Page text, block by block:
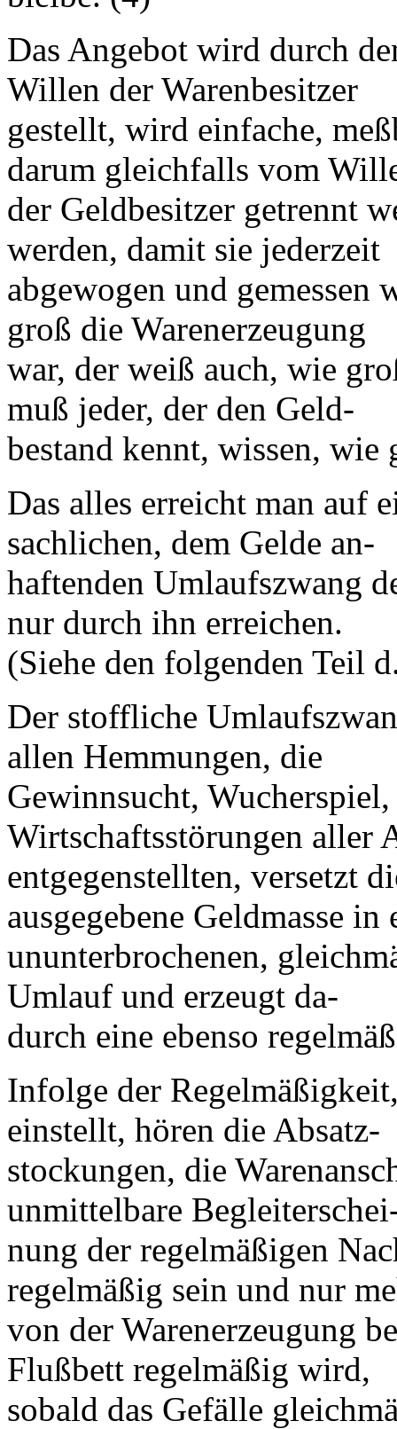
Das Angebot wird durch
Willen der Warenbesitzer
gestellt, wird einfache,
darum gleichfalls vom
der Geldbesitzer getrennt
werden, damit sie jederzeit
abgewogen und gemessen
groß die Warenerzeugung
war, der weiß auch, wie
muß jeder, der den Geld-
bestand kennt, wissen,
Das alles erreicht man auf
sachlichen, dem Gelde an-
haftenden Umlaufszwang
nur durch ihn erreichen.
(Siehe den folgenden Teil
Der stoffliche
allen Hemmungen, die
Gewinnsucht,
Wirtschaftsstörungen aller
entgegenstellten, versetzt
ausgegebene Geldmasse in
ununterbrochenen,
Umlauf und erzeugt da-
durch eine ebenso
Infolge der
einstellt, hören die Absatz-
stockungen, die
unmittelbare
nung der regelmäßigen
regelmäßig sein und nur
von der Warenerzeugung
Flußbett regelmäßig wird,
sobald das Gefälle